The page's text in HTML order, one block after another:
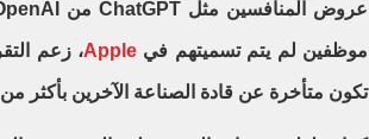
موظفين لم يتم تسميتهم فيApple، زعم
تكون متأخرة عن قادة الصناعة الآخرين بأكثر